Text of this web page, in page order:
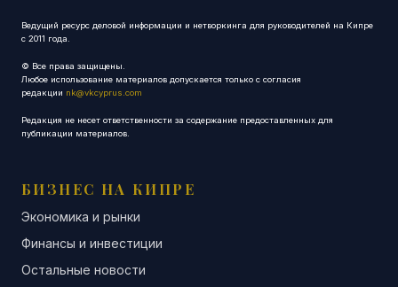
Ведущий ресурс деловой информации и нетворкинга для руководителей на Кипре
с 2011 года.
© Все права защищены.
Любое использование материалов допускается только с согласия
редакции nk@vkcyprus.com
Редакция не несет ответственности за содержание предоставленных для
публикации материалов.
БИЗНЕС НА КИПРЕ
Экономика и рынки
Финансы и инвестиции
Остальные новости